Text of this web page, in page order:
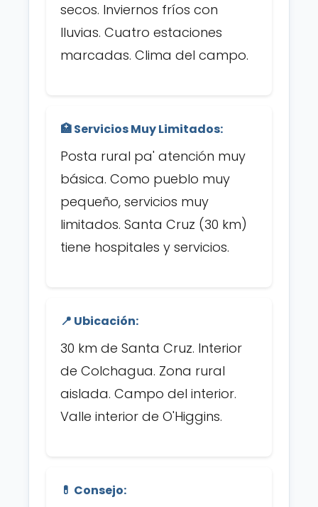
secos. Inviernos fríos con
lluvias. Cuatro estaciones
marcadas. Clima del campo.
🏥 Servicios Muy Limitados:
Posta rural pa' atención muy
básica. Como pueblo muy
pequeño, servicios muy
limitados. Santa Cruz (30 km)
tiene hospitales y servicios.
📍 Ubicación:
30 km de Santa Cruz. Interior
de Colchagua. Zona rural
aislada. Campo del interior.
Valle interior de O'Higgins.
💊 Consejo: